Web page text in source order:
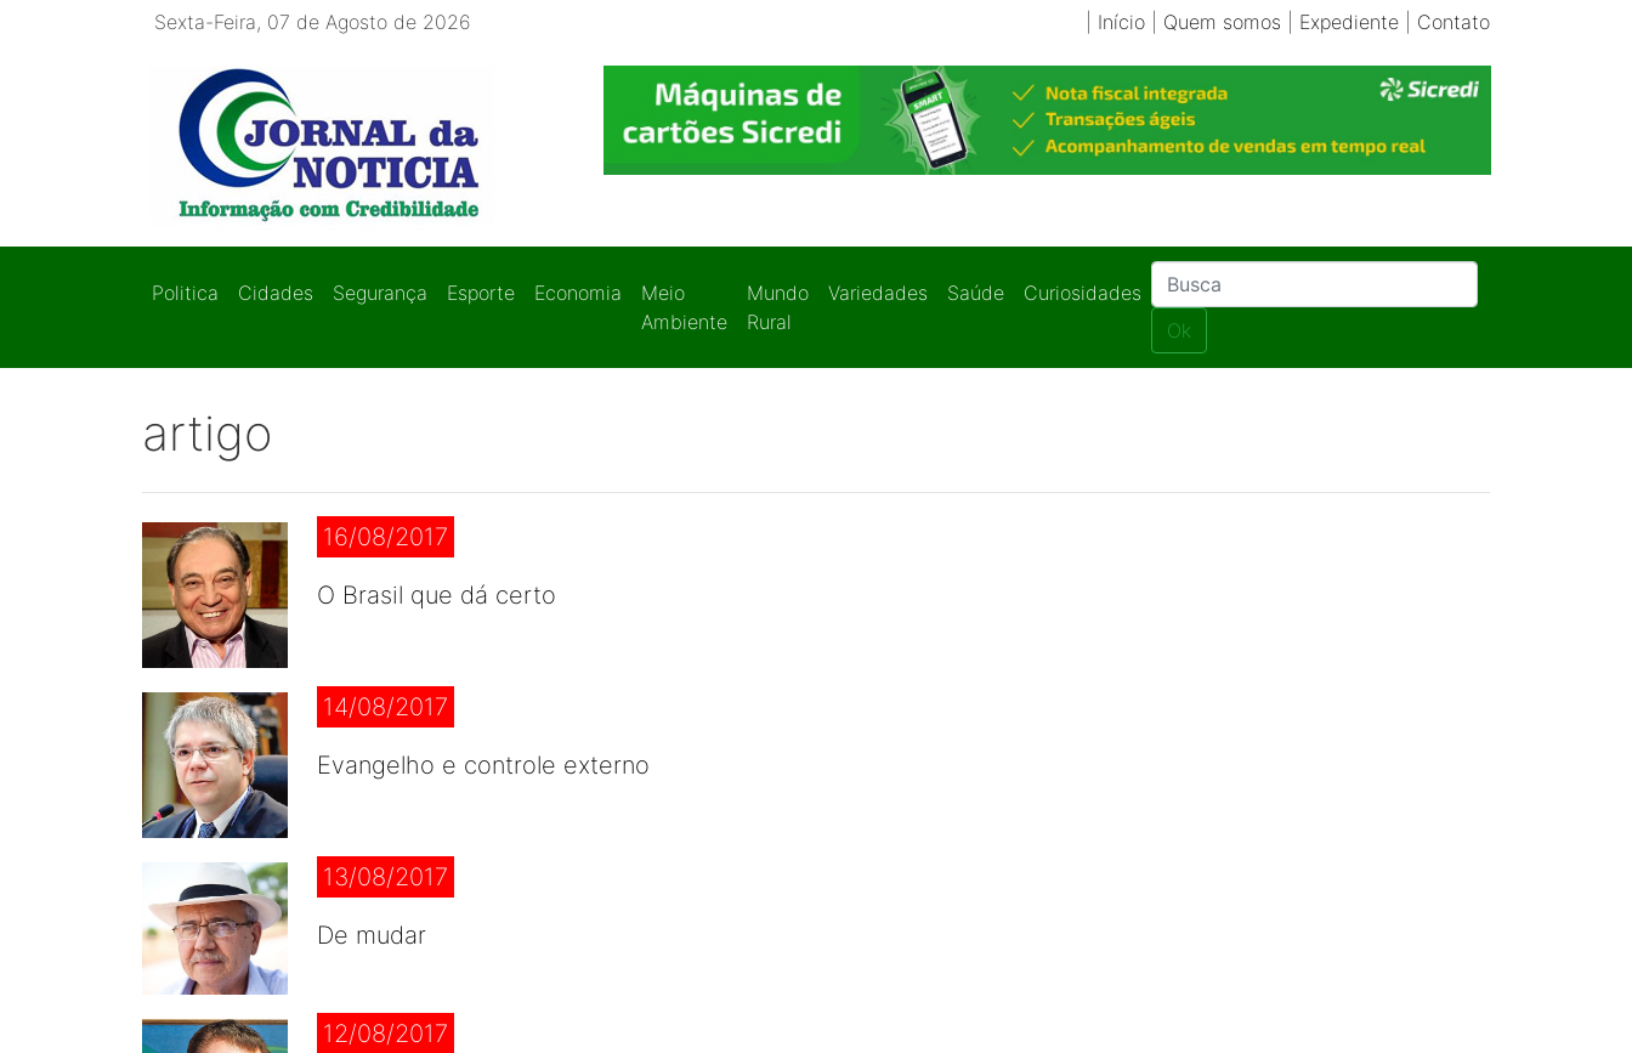
Sexta-Feira, 07 de Agosto de 2026 Início| Quem somos Expediente| Contato
Politica Cidades Segurança Esporte Economia
Meio
Ambiente
Mundo
Rural
Variedades Saúde
Curiosidades
Ok
artigo
16/08/2017
O Brasil que dá certo
14/08/2017
Evangelho e controle externo
13/08/2017
De mudar
12/08/2017